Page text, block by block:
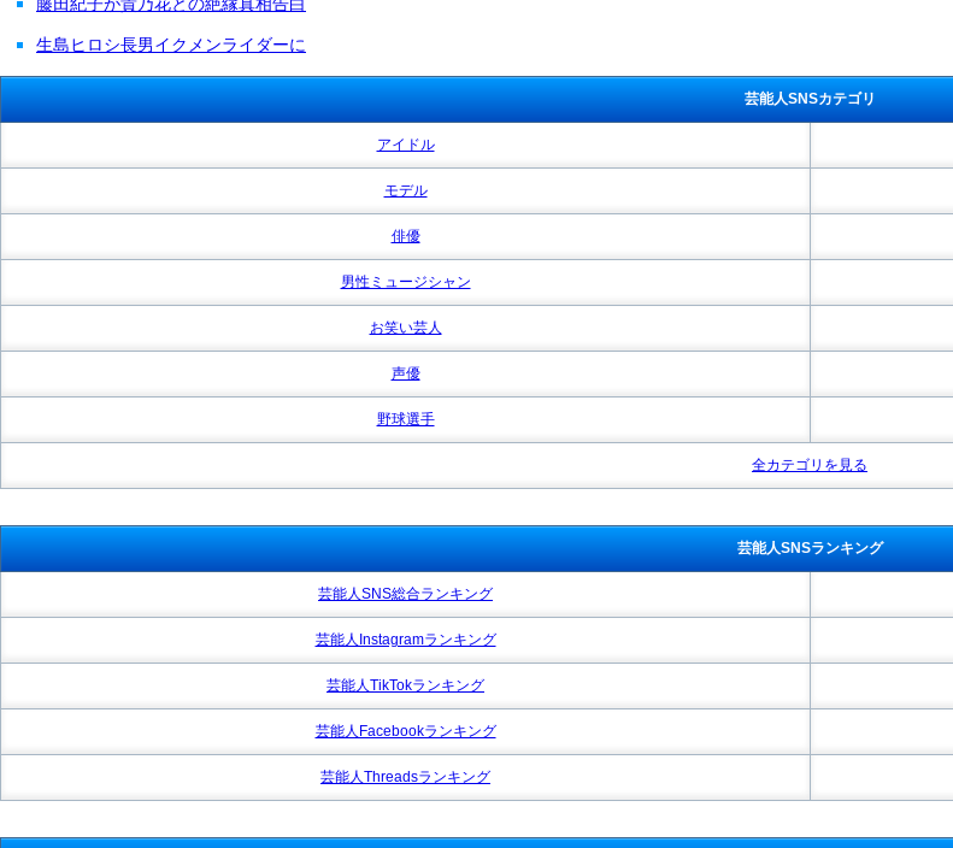
生島ヒロシ長男イクメンライダーに
芸能人SNSカテゴリ
アイドル
モデル
俳優
男性ミュージシャン
お笑い芸人
声優
野球選手
全カテゴリを見る
芸能人SNSランキング
芸能人SNS総合ランキング
芸能人Instagramランキング
芸能人TikTokランキング
芸能人Facebookランキング
芸能人Threadsランキング